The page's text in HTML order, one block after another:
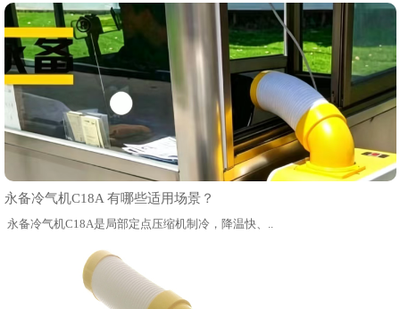
永备冷气机C18A 有哪些适用场景？
永备冷气机C18A是局部定点压缩机制冷，降温快、..